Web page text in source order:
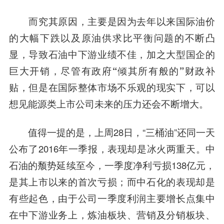
而究其原因，主要是因为去年以来国际油价
的大幅下跌以及原油供求比平衡问题的不断凸
显，导致石油中下游业绩不佳，加之大型国企的
巨大开销，尽管有政府“倾其所有般的”财政补
贴，但是在国际整体市场不乐观的现实下，可以
想见能源类上市公司未来的压力还会不断增大。
值得一提的是，上周28日，“三桶油”还同一天
公布了2016年一季报，表现却是冰火两重天。中
石油的颓势延续至今，一季度净利亏损138亿元，
是其上市以来的首次亏损；而中石化的表现却是
有些起色，由于公司一季度利润主要增长点集中
在中下游业务上，炼油板块、营销及分销板块、